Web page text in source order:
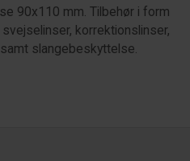
90x110 mm. Tilbehør i form
korrektionslinser,
slangebeskyttelse.